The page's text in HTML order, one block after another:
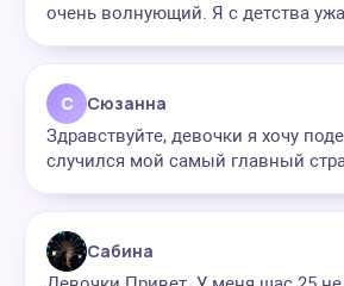
очень волнующий. Я с детства
С Сюзанна
Здравствуйте, девочки я хочу
случился мой самый главный
Сабина